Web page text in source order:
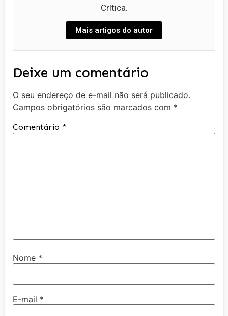
Crítica.
Mais artigos do autor
Deixe um comentário
O seu endereço de e-mail não será publicado.
Campos obrigatórios são marcados com *
Comentário *
Nome *
E-mail *